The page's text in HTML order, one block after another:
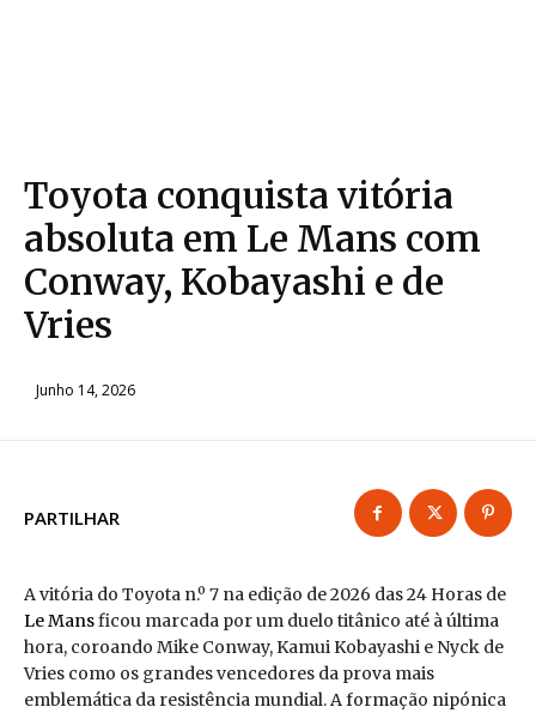
Toyota conquista vitória
absoluta em Le Mans com
Conway, Kobayashi e de
Vries
Junho 14, 2026
PARTILHAR
A vitória do Toyota n.º 7 na edição de 2026 das 24 Horas de
Le Mansficou marcada por um duelo titânico até à última
hora, coroando Mike Conway, Kamui Kobayashi e Nyck de
Vries como os grandes vencedores da prova mais
emblemática da resistência mundial. A formação nipónica